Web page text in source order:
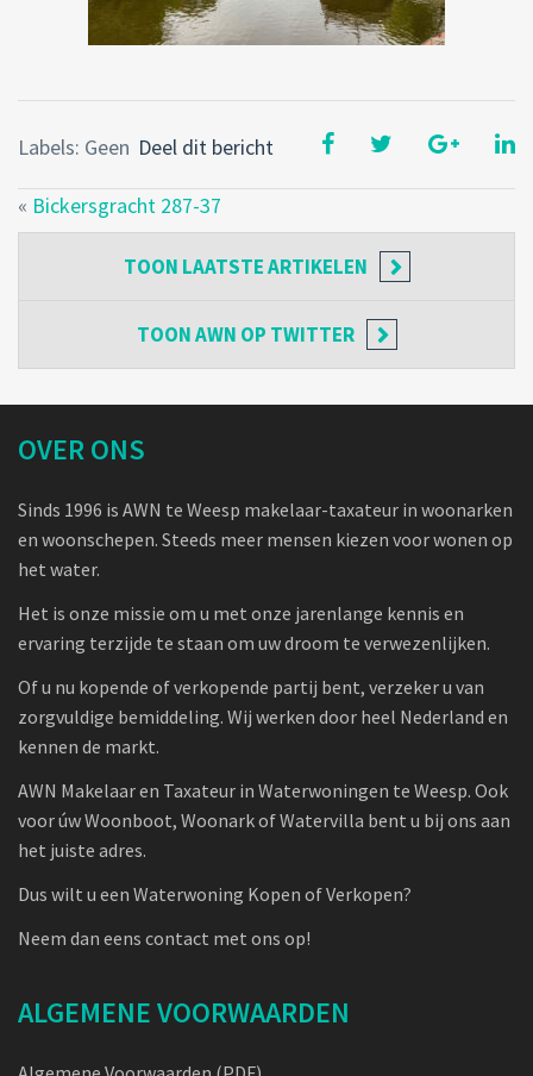
Deel dit bericht
Labels: Geen
« Bickersgracht 287-37
TOON LAATSTE ARTIKELEN
TOONAWN OP TWITTER
OVER ONS
Sinds 1996 is AWN te Weesp makelaar-taxateur in woonarken
en woonschepen. Steeds meer mensen kiezen voor wonen op
het water.
Het is onze missie om u met onze jarenlange kennis en
ervaring terzijde te staan om uw droom te verwezenlijken.
Of u nu kopende of verkopende partij bent, verzeker u van
zorgvuldige bemiddeling. Wij werken door heel Nederland en
kennen de markt.
AWN Makelaar en Taxateur in Waterwoningen te Weesp. Ook
voor úw Woonboot, Woonark of Watervilla bent u bij ons aan
het juiste adres.
Dus wilt u een Waterwoning Kopen of Verkopen?
Neem dan eens contact met ons op!
ALGEMENE VOORWAARDEN